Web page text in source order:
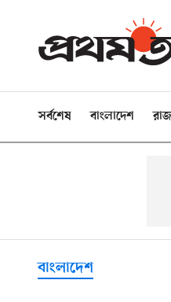
সর্বশেষ বাংলাদেশ
বাংলাদেশ